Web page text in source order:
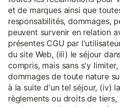
et de marques ainsi que
responsabilités, dommages,
peuvent survenir en relation
présentes CGU par
du site Web, (iii) le séjour
compris, mais sans s'y
dommages de toute nature
à la suite d'un tel séjour, (iv)
règlements ou droits de